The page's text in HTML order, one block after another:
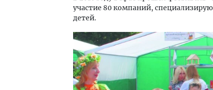
участие 80 компаний,
детей.